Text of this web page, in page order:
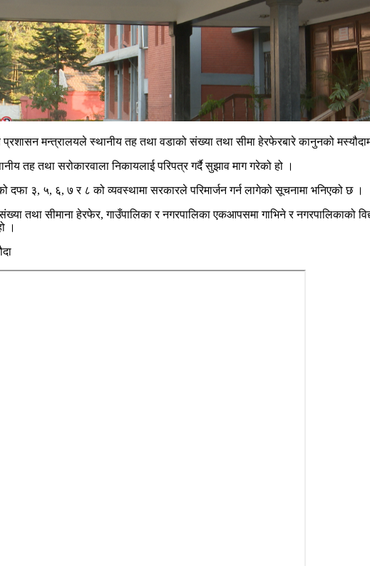
प्रशासन मन्त्रालयले स्थानीय तह तथा वडाको संख्या तथा सीमा हेरफेरबारे कानुनको
तह तथा सरोकारवाला निकायलाई परिपत्र गर्दै सुझाव माग गरेको हो ।
३, ५, ६, ७ र ८ को व्यवस्थामा सरकारले परिमार्जन गर्न लागेको सूचनामा भनिएको छ ।
तथा सीमाना हेरफेर, गाउँपालिका र नगरपालिका एकआपसमा गाभिने र नगरपालिकाको
।